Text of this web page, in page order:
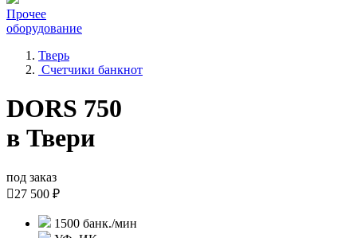
Прочее
оборудование
Тверь
Счетчики банкнот
DORS 750
в Твери
под заказ
27 500 ₽
1500 банк./мин